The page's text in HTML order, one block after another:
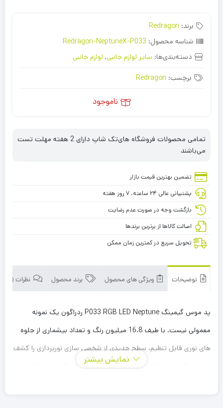
برند: Redragon
شناسه محصول: Redragon-NeptuneX-P033
دسته‌بندی‌ها: سایر لوازم جانبی, لوازم جانبی
برچسب: Redragon
ناموجود
تمامی محصولات فروشگاه های‌تک شاپ دارای 2 هفته مهلت تست
می‌باشند
تضمین بهترین قیمت بازار
پشتیبانی عالی ۲۴ ساعته، ۷ روز هفته
بازگشت وجه در صورت عدم رضایت
اصالت کالاها از برترین برندها
تحویل سریع در کمترین زمان ممکن
توضیحات ویژگی های محصول برند محصول نظرات (0)
پد موس گیمینگ P033 RGB LED Neptune ردراگون یک نمونه
معمولی نیست. با طیف 16.8 میلیون رنگ و تعداد بیشماری از جلوه
های نوری قابل تنظیم، سطح جدیدی از شخصی سازی نورپردازی را کشف
خواهید کرد. این یکی از محبوبترین پد موسهای ردراگون است که تنها
نمایش بیشتر